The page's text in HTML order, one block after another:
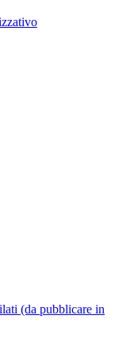
(da pubblicare in